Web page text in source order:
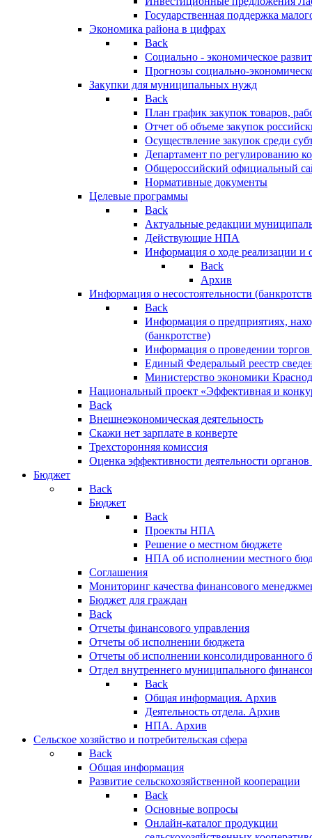
Государственная поддержка
Экономика района в цифрах
Back
Социально - экономическое
Прогнозы социально-
Закупки для муниципальных нужд
Back
План график закупок товаров,
Отчет об объеме закупок
Осуществление закупок среди
Департамент по регулированию
Общероссийский официальный
Нормативные документы
Целевые программы
Back
Актуальные редакции
Действующие НПА
Информация о ходе реализации
Back
Архив
Информация о несостоятельности
Back
Информация о предприятиях,
(банкротстве)
Информация о проведении
Единый Федеральый реестр
Министерство экономики
Национальный проект «Эффективная и
Back
Внешнеэкономическая деятельность
Скажи нет зарплате в конверте
Трехсторонняя комиссия
Оценка эффективности деятельности
Бюджет
Back
Бюджет
Back
Проекты НПА
Решение о местном бюджете
НПА об исполнении местного
Соглашения
Мониторинг качества финансового
Бюджет для граждан
Back
Отчеты финансового управления
Отчеты об исполнении бюджета
Отчеты об исполнении консолидированного
Отдел внутреннего муниципального
Back
Общая информация. Архив
Деятельность отдела. Архив
НПА. Архив
Сельское хозяйство и потребительская сфера
Back
Общая информация
Развитие сельскохозяйственной кооперации
Back
Основные вопросы
Онлайн-каталог продукции